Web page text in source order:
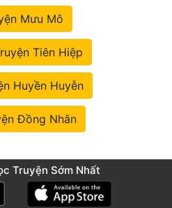
Mưu Mô
Tiên Hiệp
Huyền Huyễn
Đồng Nhân
Truyện Sớm Nhất